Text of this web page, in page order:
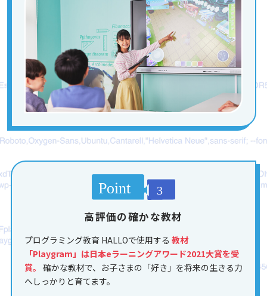
高評価の確かな教材
プログラミング教育 HALLOで使用する 教材
「Playgram」は日本eラーニングアワード2021大賞を受
賞。 確かな教材で、お子さまの「好き」を将来の生きる力
へしっかりと育てます。